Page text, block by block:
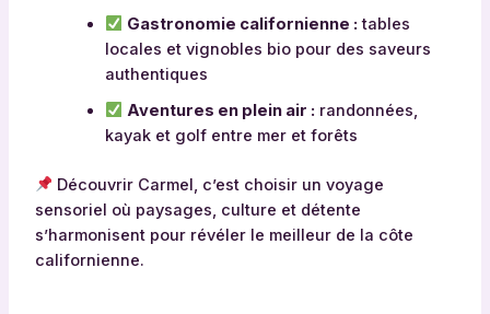
Gastronomie californienne : tables
locales et vignobles bio pour des saveurs
authentiques
Aventures en plein air : randonnées,
kayak et golf entre mer et forêts
Découvrir Carmel, c’est choisir un voyage
sensoriel où paysages, culture et détente
s’harmonisent pour révéler le meilleur de la côte
californienne.